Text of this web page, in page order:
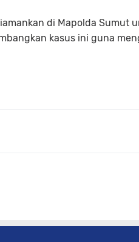
di Mapolda Sumut
kasus ini guna